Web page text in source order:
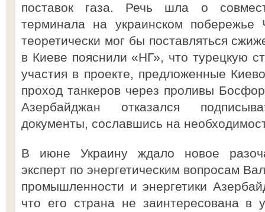
поставок газа. Речь шла о
терминала на украинском
теоретически мог бы поставляться
в Киеве пояснили «НГ», что турецкую
участия в проекте, предложенные
проход танкеров через проливы
Азербайджан отказался
документы, сославшись на
В июне Украину ждало новое
эксперт по энергетическим вопросам
промышленности и энергетики
что его страна не заинтересована в